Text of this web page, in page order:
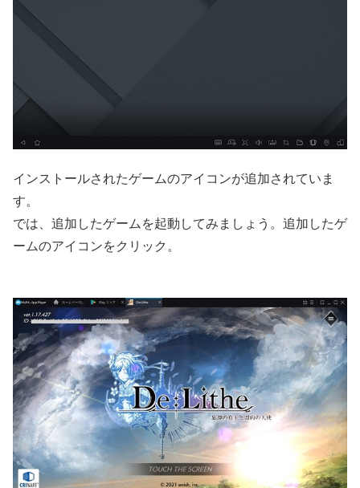
インストールされたゲームのアイコンが追加されていま
す。
では、追加したゲームを起動してみましょう。追加したゲ
ームのアイコンをクリック。